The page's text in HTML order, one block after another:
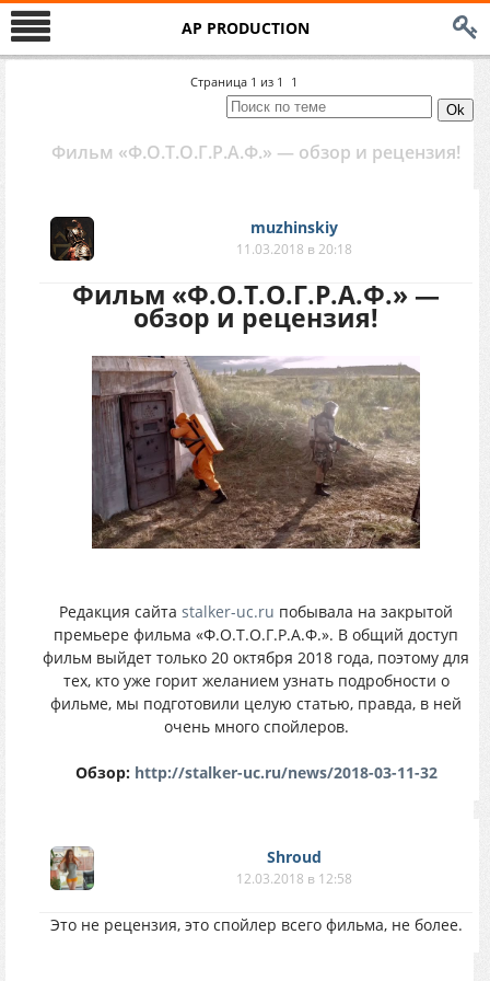
AP PRODUCTION
Страница 1 из 1 1
Фильм «Ф.О.Т.О.Г.Р.А.Ф.» — обзор и рецензия!
muzhinskiy
11.03.2018 в 20:18
Фильм «Ф.О.Т.О.Г.Р.А.Ф.» —
обзор и рецензия!
Редакция сайта stalker-uc.ru побывала на закрытой
премьере фильма «Ф.О.Т.О.Г.Р.А.Ф.». В общий доступ
фильм выйдет только 20 октября 2018 года, поэтому для
тех, кто уже горит желанием узнать подробности о
фильме, мы подготовили целую статью, правда, в ней
очень много спойлеров.
Обзор: http://stalker-uc.ru/news/2018-03-11-32
Shroud
12.03.2018 в 12:58
Это не рецензия, это спойлер всего фильма, не более.